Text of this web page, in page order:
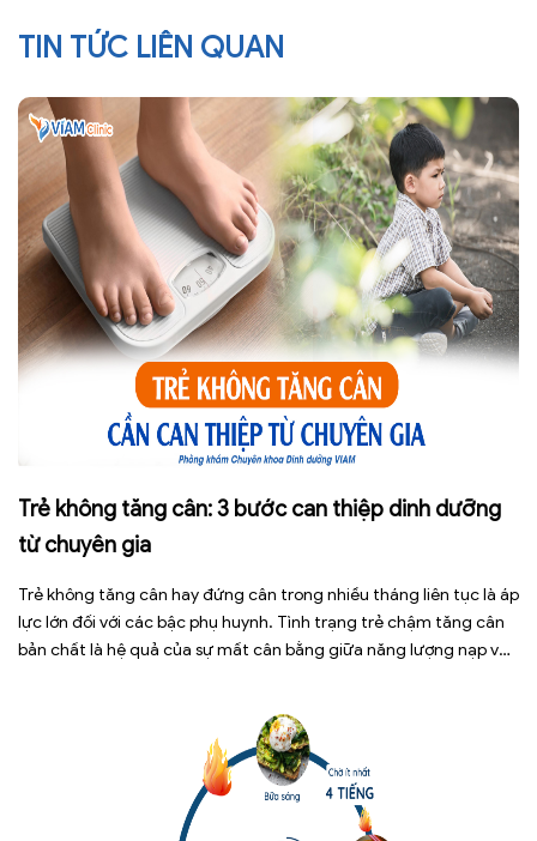
TIN TỨC LIÊN QUAN
Trẻ không tăng cân: 3 bước can thiệp dinh dưỡng
từ chuyên gia
Trẻ không tăng cân hay đứng cân trong nhiều tháng liên tục là áp
lực lớn đối với các bậc phụ huynh. Tình trạng trẻ chậm tăng cân
bản chất là hệ quả của sự mất cân bằng giữa năng lượng nạp vào